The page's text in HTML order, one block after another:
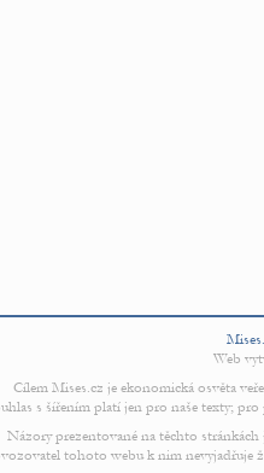
Web
Cílem Mises.cz je ekonomická osvěta
s šířením platí jen pro naše texty;
Názory prezentované na těchto
tohoto webu k nim nevyjadřuje